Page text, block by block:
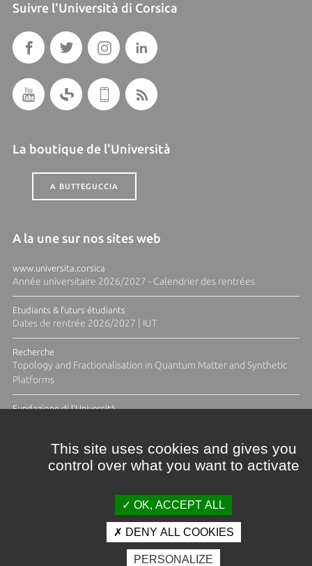
Suivre l'Università di Corsica
La boutique de l'Università
A BUTTEGUCCIA
A la une sur nos sites web
www.universita.corsica
Année universitaire 2026/2027 - Calendrier des rentrées
Etudiants & futurs étudiants
Dates de rentrée 2026/2027 | IUT
Recherche
Topology and Fractionalisation in Quantum Matter and Synthetic
Platforms
Fundazione di l'Università
Crédits et mentions légales
This site uses cookies and gives you
control over what you want to activate
OK, ACCEPT ALL
DENY ALL COOKIES
PERSONALIZE